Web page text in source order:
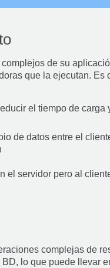
de su
que la ejecutan. Es
el tiempo de carga
de datos entre el
el servidor pero al
complejas de
lo que puede llevar